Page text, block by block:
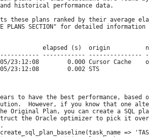
historical performance data.
these plans ranked by their average
PLANS SECTION" for detailed information
elapsed (s)  origin
------------ ---------------
23:12:08        0.000 Cursor Cache
23:12:08        0.002 STS
to have the best performance, based
However, if you know that one
Original Plan, you can create a SQL
the Oracle optimizer to pick it
=>